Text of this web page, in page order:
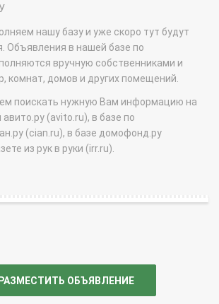
нашу базу и уже скоро тут будут
Объявления в нашей базе по
вручную собственниками и
комнат, домов и других помещений.
поискать нужную Вам информацию на
(avito.ru), в базе по
(cian.ru), в базе домофонд.ру
из рук в руки (irr.ru).
ОБЪЯВЛЕНИЕ